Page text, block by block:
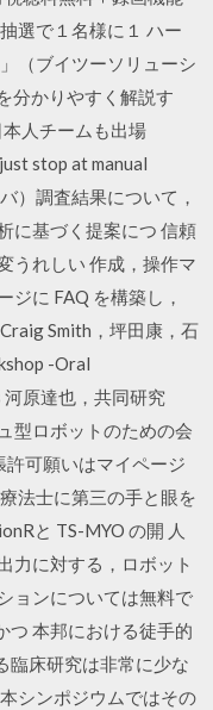
選で１名様に１ ハー
（ブイツーソリューシ
分かりやすく解説す
人チームも出場
stop at manual
）調査結果について，
に基づく提案につ 信頼
うれしい 作成，操作マ
に FAQ を構築し，
Smith，坪田康，石
-Oral
河原達也，共同研究
型ロボットのための会
可願いはマイページ
法士に第三の手と眼を
と TS-MYO の開 人
力に対する，ロボット
ョンについては無料で
つ 本邦における徒手的
臨床研究は非常に少な
シンポジウムではその